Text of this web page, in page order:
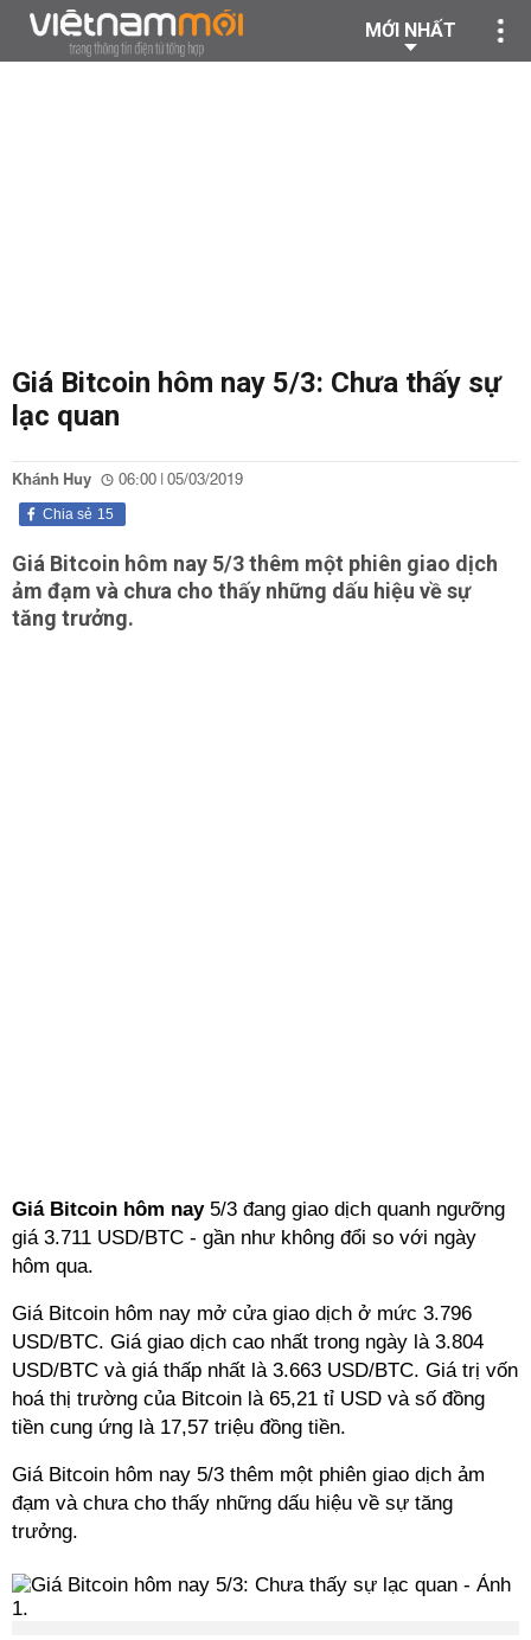
MỚI NHẤT
Giá Bitcoin hôm nay 5/3: Chưa thấy sự
lạc quan
Khánh Huy 06:00 | 05/03/2019
15
Chia sẻ
Giá Bitcoin hôm nay 5/3 thêm một phiên giao dịch
ảm đạm và chưa cho thấy những dấu hiệu về sự
tăng trưởng.
Giá Bitcoin hôm nay5/3 đang giao dịch quanh ngưỡng
giá 3.711 USD/BTC - gần như không đổi so với ngày
hôm qua.
Giá Bitcoin hôm nay mở cửa giao dịch ở mức 3.796
USD/BTC. Giá giao dịch cao nhất trong ngày là 3.804
USD/BTC và giá thấp nhất là 3.663 USD/BTC. Giá trị vốn
hoá thị trường của Bitcoin là 65,21 tỉ USD và số đồng
tiền cung ứng là 17,57 triệu đồng tiền.
Giá Bitcoin hôm nay 5/3 thêm một phiên giao dịch ảm
đạm và chưa cho thấy những dấu hiệu về sự tăng
trưởng.